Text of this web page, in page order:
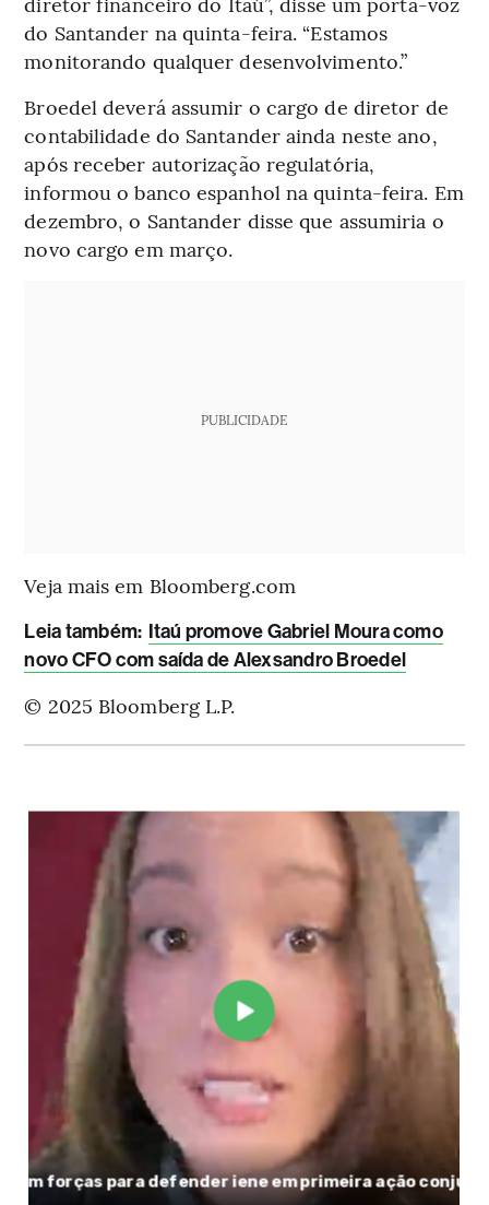
do Santander na quinta-feira. “Estamos
monitorando qualquer desenvolvimento.”
Broedel deverá assumir o cargo de diretor de
contabilidade do Santander ainda neste ano,
após receber autorização regulatória,
informou o banco espanhol na quinta-feira. Em
dezembro, o Santander disse que assumiria o
novo cargo em março.
PUBLICIDADE
Veja mais em Bloomberg.com
Leia também: Itaú promove Gabriel Moura como
novo CFO com saída de Alexsandro Broedel
© 2025 Bloomberg L.P.